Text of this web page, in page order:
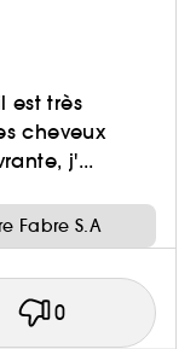
est très
cheveux
j'...
Fabre S.A
0